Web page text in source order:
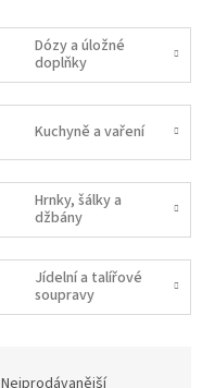
Dózy a úložné
doplňky
Kuchyně a vaření
Hrnky, šálky a
džbány
Jídelní a talířové
soupravy
Nejprodávanější